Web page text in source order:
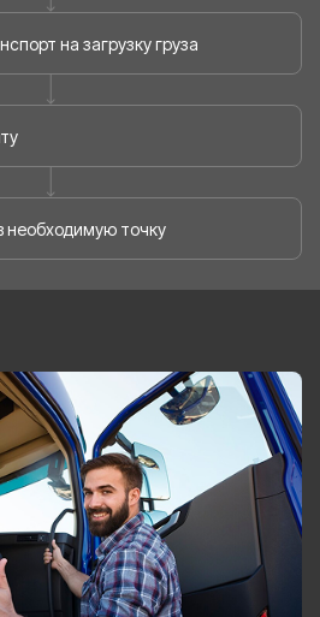
на загрузку груза
необходимую точку